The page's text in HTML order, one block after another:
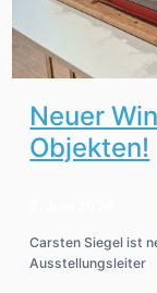
Neuer
Objekten!
Carsten Siegel ist
Ausstellungsleiter